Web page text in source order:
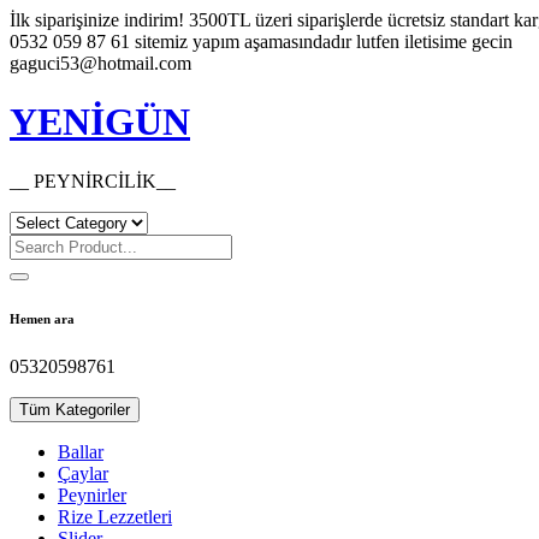
Skip
to
content
İlk siparişinize indirim! 3500TL üzeri siparişlerde ücretsiz standart
0532 059 87 61 sitemiz yapım aşamasındadır lutfen iletisime gecin
gaguci53@hotmail.com
YENİGÜN
__ PEYNİRCİLİK__
Hemen ara
05320598761
Tüm Kategoriler
Ballar
Çaylar
Peynirler
Rize Lezzetleri